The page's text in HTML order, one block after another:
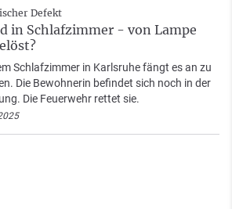
Defekt
in Schlafzimmer - von Lampe
Schlafzimmer in Karlsruhe fängt es an zu
Die Bewohnerin befindet sich noch in der
Die Feuerwehr rettet sie.